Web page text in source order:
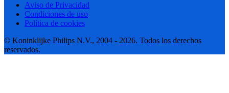
Aviso de Privacidad
Condiciones de uso
Política de cookies
© Koninklijke Philips N.V., 2004 - 2026. Todos los derechos
reservados.